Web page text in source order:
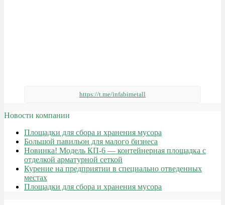
https://t.me/infabimetall
Новости компании
Площадки для сбора и хранения мусора
Большой павильон для малого бизнеса
Новинка! Модель КП-6 — контейнерная площадка с
отделкой арматурной сеткой
Курение на предприятии в специально отведенных
местах
Площадки для сбора и хранения мусора